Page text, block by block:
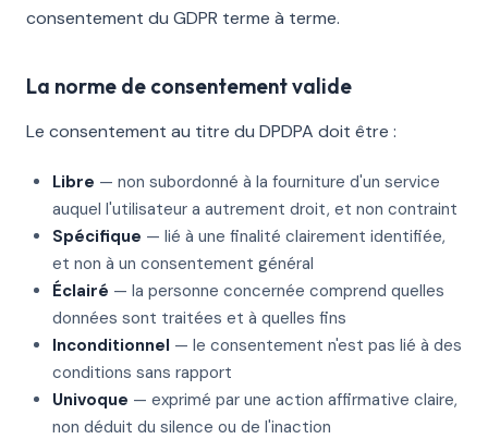
consentement du GDPR terme à terme.
La norme de consentement valide
Le consentement au titre du DPDPA doit être :
Libre — non subordonné à la fourniture d'un service
auquel l'utilisateur a autrement droit, et non contraint
Spécifique — lié à une finalité clairement identifiée,
et non à un consentement général
Éclairé — la personne concernée comprend quelles
données sont traitées et à quelles fins
Inconditionnel — le consentement n'est pas lié à des
conditions sans rapport
Univoque — exprimé par une action affirmative claire,
non déduit du silence ou de l'inaction